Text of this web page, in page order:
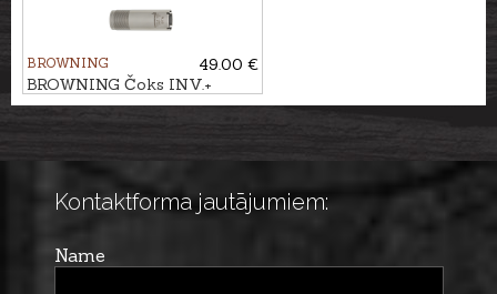
BROWNING
49.00 €
BROWNING Čoks INV.+
STAINLESS kal. .12 F (1/1)
Kontaktforma jautājumiem:
Name